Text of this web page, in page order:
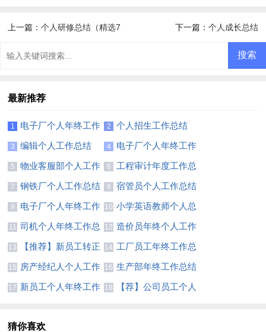
上一篇：个人研修总结（精选7
下一篇： 个人成长总结
最新推荐
1
电子厂个人年终工作
总结(11篇)
2
个人招生工作总结
(15篇)
3
编辑个人工作总结
(汇编15篇)
4
电子厂个人年终工作
总结10篇
5
物业客服部个人工作
总结15篇
6
工程审计年度工作总
结
7 钢铁厂个人工作总结 8
宿管员个人工作总结
15篇
9
电子厂个人年终工作
总结13篇
10 小学英语教师个人总
结(15篇)
11
司机个人年终工作总
结(15篇)
12 造价员年终个人工作
总结
13
【推荐】新员工转正
个人工作总结
14 工厂员工年终工作总
结(精选15篇)
15
房产经纪人个人工作
总结(7篇)
16 生产部年终工作总结
15篇
17 新员工个人年终工作 18
【荐】公司员工个人
猜你喜欢